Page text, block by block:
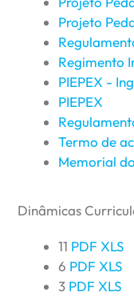
Projeto
Regimento
PIEPEX -
PIEPEX
Termo de
Memorial
Dinâmicas
11 PDF XLS
6 PDF XLS
3 PDF XLS